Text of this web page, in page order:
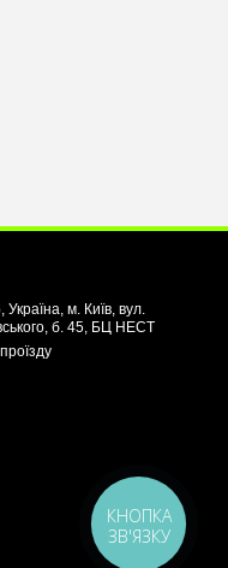
Україна, м. Київ, вул.
б. 45, БЦ НЕСТ
КНОПКА
ЗВ'ЯЗКУ